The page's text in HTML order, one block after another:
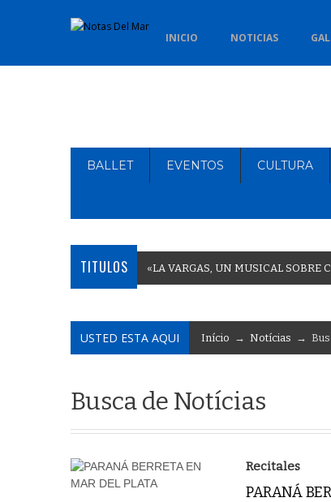
INICIO NOTICIAS
BALLET EVENTOS CULTURA
TITULOS «LA VARGAS, UN MUSICAL SOBRE C
USTED ESTA AQUI Início → Notícias →
Busca de Notícias
Recitales
PARANÁ